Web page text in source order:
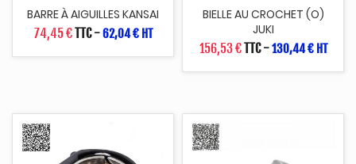
BARRE À AIGUILLES KANSAI
74,45 €TTC-62,04 € HT
BIELLE AU CROCHET (O)
JUKI
156,53 €TTC-130,44 € HT